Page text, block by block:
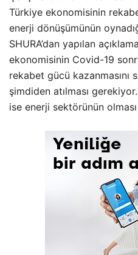
Türkiye ekonomisinin
enerji dönüşümünün
SHURA’dan yapılan
ekonomisinin Covid-19
rekabet gücü kazanmasını
şimdiden atılması
ise enerji sektörünün